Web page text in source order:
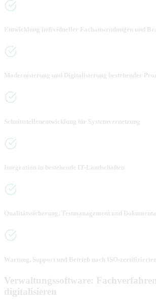
Entwicklung individueller Fachanwendungen und
Modernisierung und Digitalisierung bestehender
Schnittstellenentwicklung für Systemvernetzung
Integration in bestehende IT-Landschaften
Qualitätssicherung, Testmanagement und
Wartung, Support und Betrieb nach ISO-
Verwaltungssoftware:
digitalisieren